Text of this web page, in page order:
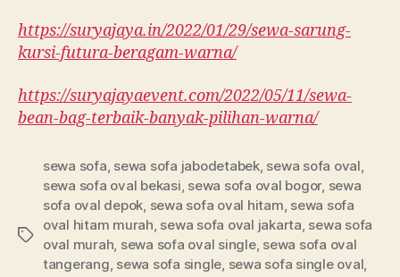
https://suryajaya.in/2022/01/29/sewa-sarung-
kursi-futura-beragam-warna/
https://suryajayaevent.com/2022/05/11/sewa-
bean-bag-terbaik-banyak-pilihan-warna/
Tags
sewa sofa sewa sofa jabodetabek, sewa sofa oval
sewa sofa oval bekasi sewa sofa oval bogor, sewa
sofa oval depok sewa sofa oval hitam sewa sofa
oval hitam murah sewa sofa oval jakarta sewa sofa
oval murah sewa sofa oval single, sewa sofa oval
tangerang sewa sofa single sewa sofa single oval